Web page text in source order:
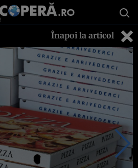
Înapoi la articol